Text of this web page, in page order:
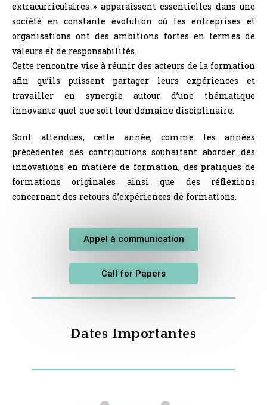
extracurriculaires » apparaissent essentielles dans une
société en constante évolution où les entreprises et
organisations ont des ambitions fortes en termes de
valeurs et de responsabilités.
Cette rencontre vise à réunir des acteurs de la formation
afin qu’ils puissent partager leurs expériences et
travailler en synergie autour d’une thématique
innovante quel que soit leur domaine disciplinaire.
Sont attendues, cette année, comme les années
précédentes des contributions souhaitant aborder des
innovations en matière de formation, des pratiques de
formations originales ainsi que des réflexions
concernant des retours d’expériences de formations.
Appel à communication
Call for Papers
Dates Importantes​